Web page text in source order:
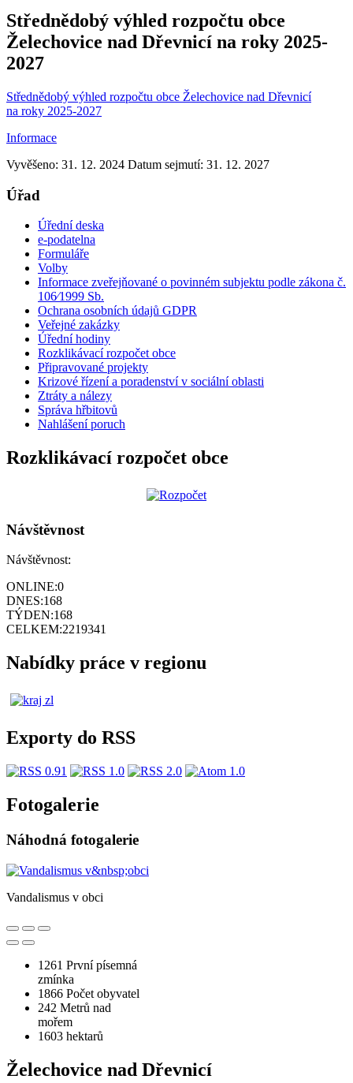
Střednědobý výhled rozpočtu obce
Želechovice nad Dřevnicí na roky 2025-
2027
Střednědobý výhled rozpočtu obce Želechovice nad Dřevnicí
na roky 2025-2027
Informace
Vyvěšeno: 31. 12. 2024 Datum sejmutí: 31. 12. 2027
Úřad
Úřední deska
e-podatelna
Formuláře
Volby
Informace zveřejňované o povinném subjektu podle zákona č.
106⁄1999 Sb.
Ochrana osobních údajů GDPR
Veřejné zakázky
Úřední hodiny
Rozklikávací rozpočet obce
Připravované projekty
Krizové řízení a poradenství v sociální oblasti
Ztráty a nálezy
Správa hřbitovů
Nahlášení poruch
Rozklikávací rozpočet obce
Návštěvnost
Návštěvnost:
ONLINE:0
DNES:168
TÝDEN:168
CELKEM:2219341
Nabídky práce v regionu
Exporty do RSS
Fotogalerie
Náhodná fotogalerie
Vandalismus v obci
1261 První písemná
zmínka
1866 Počet obyvatel
242 Metrů nad
mořem
1603 hektarů
Želechovice nad Dřevnicí